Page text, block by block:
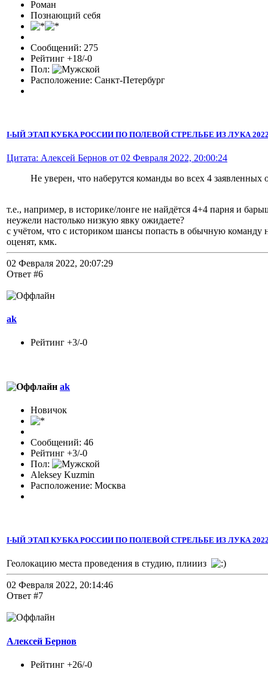
Роман
Познающий себя
Сообщений: 275
Рейтинг +18/-0
Пол:
Расположение: Санкт-Петербург
I-ЫЙ ЭТАП КУБКА РОССИИ ПО ПОЛЕВОЙ СТРЕЛЬБЕ ИЗ ЛУКА 2022
Цитата: Алексей Бернов от 02 Февраля 2022, 20:00:24
Не уверен, что наберутся команды во всех 4 заявленных
т.е., например, в историке/лонге не найдётся 4+4 парня и
неужели настолько низкую явку ожидаете?
с учётом, что с историком шансы попасть в обычную команду
оценят, кмк.
02 Февраля 2022, 20:07:29
Ответ #6
ak
Рейтинг +3/-0
ak
Новичок
Сообщений: 46
Рейтинг +3/-0
Пол:
Aleksey Kuzmin
Расположение: Москва
I-ЫЙ ЭТАП КУБКА РОССИИ ПО ПОЛЕВОЙ СТРЕЛЬБЕ ИЗ ЛУКА 2022
Геолокацию места проведения в студию, плиииз
02 Февраля 2022, 20:14:46
Ответ #7
Алексей Бернов
Рейтинг +26/-0